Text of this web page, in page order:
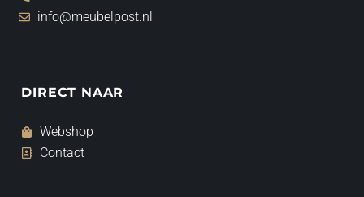
info@meubelpost.nl
DIRECT NAAR
Webshop
Contact